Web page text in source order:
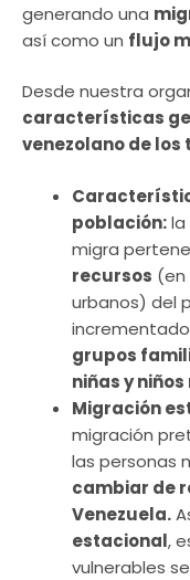
generando una
así como un flujo
Desde nuestra
características
venezolano de
población:la
migra
recursos (en
urbanos) del
grupos
niñas y
Migración
migración
las personas
cambiar de
Venezuela.
estacional,
vulnerables